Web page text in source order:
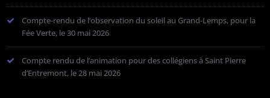
Compte-rendu de l’observation du soleil au Grand-Lemps, pour la
Fée Verte, le 30 mai 2026
Compte rendu de l’animation pour des collégiens à Saint Pierre
d’Entremont, le 28 mai 2026